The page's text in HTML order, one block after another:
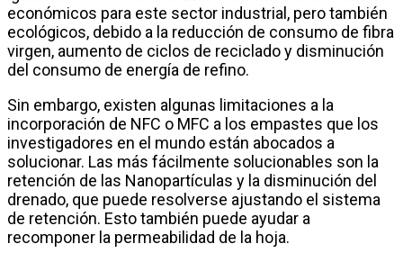
económicos para este sector industrial, pero también
ecológicos, debido a la reducción de consumo de fibra
virgen, aumento de ciclos de reciclado y disminución
del consumo de energía de refino.
Sin embargo, existen algunas limitaciones a la
incorporación de NFC o MFC a los empastes que los
investigadores en el mundo están abocados a
solucionar. Las más fácilmente solucionables son la
retención de las Nanopartículas y la disminución del
drenado, que puede resolverse ajustando el sistema
de retención. Esto también puede ayudar a
recomponer la permeabilidad de la hoja.